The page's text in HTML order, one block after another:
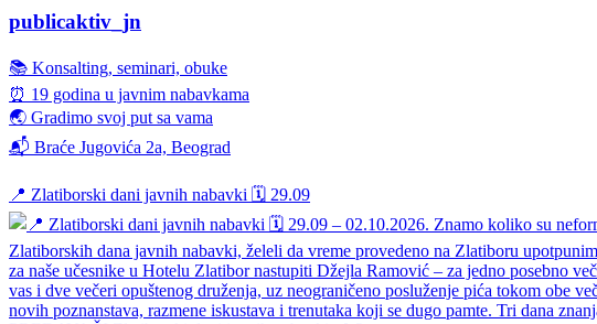
publicaktiv_jn
📚 Konsalting, seminari, obuke
⏰ 19 godina u javnim nabavkama
🌏 Gradimo svoj put sa vama
📬 Braće Jugovića 2a, Beograd
📍 Zlatiborski dani javnih nabavki 🗓️ 29.09